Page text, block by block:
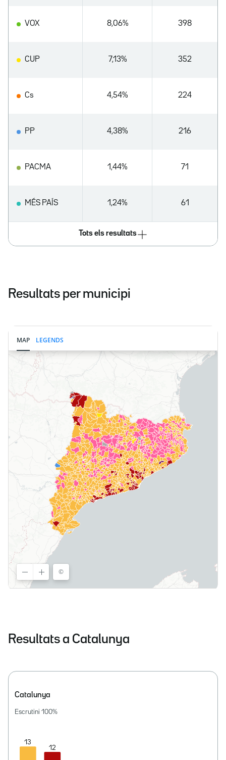
VOX 8,06% 398
CUP 7,13% 352
Cs 4,54% 224
PP 4,38% 216
PACMA 1,44% 71
MÉS PAÍS 1,24% 61
Tots els resultats
Resultats per municipi
Resultats a Catalunya
Catalunya
Escrutini 100%